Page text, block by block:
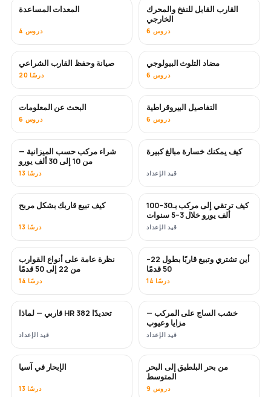
المعدات المساعدة
4 دروس
القارب القابل للنفخ والمحرك
الخارجي
6 دروس
صيانة وحفظ القارب الشراعي
20 درسًا
قريبًا
مضاد التلوث البيولوجي
6 دروس
البحث عن المعلومات
6 دروس
التفاصيل البيروقراطية
6 دروس
قريبًا
شراء مركب حسب الميزانية —
من 10 إلى 30 ألف يورو
13 درسًا
قريبًا
كيف يمكنك خسارة مبالغ كبيرة
قيد الإعداد
جديد
كيف تبيع قاربك بشكل مربح
13 درسًا
جديد
كيف ترتقي إلى مركب بـ30–100
ألف يورو خلال 3–5 سنوات
قيد الإعداد
قريبًا
نظرة عامة على أنواع القوارب
من 22 إلى 50 قدمًا
14 درسًا
قريبًاأين تشتري وتبيع قاربًا بطول 22–
50 قدمًا
14 درسًا
قريبًا قاربي — لماذا HR 382 تحديدًا
قيد الإعداد
قريبًا
خشب الساج على المركب —
مزايا وعيوب
قيد الإعداد
قريبًا
الإبحار في آسيا
13 درسًا
قريبًا
من بحر البلطيق إلى البحر
المتوسط
9 دروس